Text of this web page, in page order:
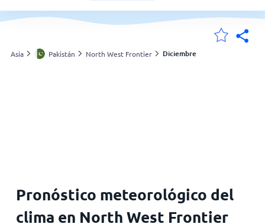
España
Argentina
Asia Pakistán North West Frontier Diciembre
Pronóstico meteorológico del
clima en North West Frontier